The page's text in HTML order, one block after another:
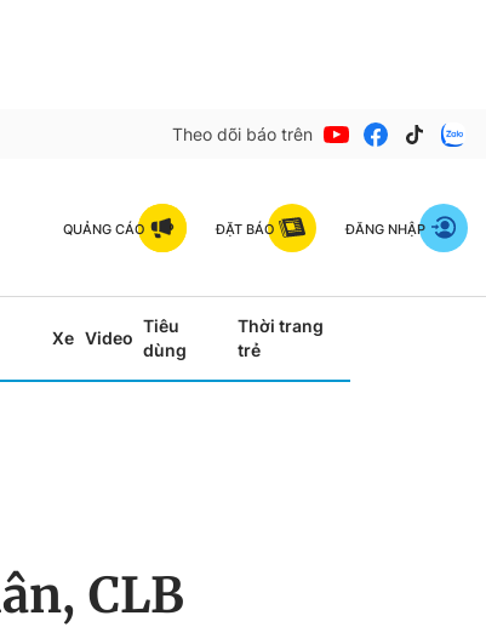
Theo dõi báo trên
QUẢNG CÁO ĐẶT BÁO ĐĂNG NHẬP
Xe Video
Tiêu
dùng
Thời trang
trẻ
CLB